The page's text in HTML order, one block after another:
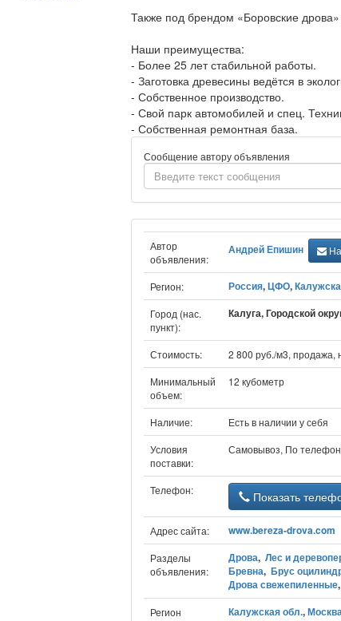
Также под брендом «Боровские
Наши преимущества:
- Более 25 лет стабильной работы.
- Заготовка древесины ведётся в
- Собственное производство.
- Свой парк автомобилей и спец.
- Собственная ремонтная база.
Сообщение автору объявления
Автор
объявления:
Андрей Епишин
Регион: Россия,ЦФО,
Город (нас.
пункт):
Калуга, Городской
Стоимость:
2 800 руб./м3,
Минимальный
объем:
12 кубометр
Наличие:
Есть в наличии у себя
Условия
поставки:
Самовывоз, По
Телефон: Показать
Адрес сайта: www.bereza-drova.com
Разделы
объявления:
Дрова, Лес и
Бревна, Брус
Дрова свежепиленные,
Регион
Калужская обл.,